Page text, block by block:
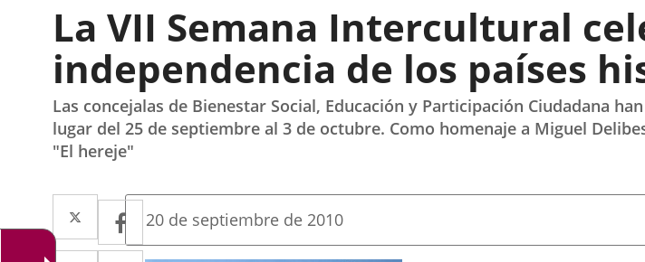
pop-
up
La VII Semana Intercultural
independencia de los países
Las concejalas de Bienestar Social, Educación y Participación Ciudadana
lugar del 25 de septiembre al 3 de octubre. Como homenaje a Miguel
"El hereje"
Twitter
Enlace
a
Facebook
Enlace
a
Fecha
la
20 de septiembre de 2010